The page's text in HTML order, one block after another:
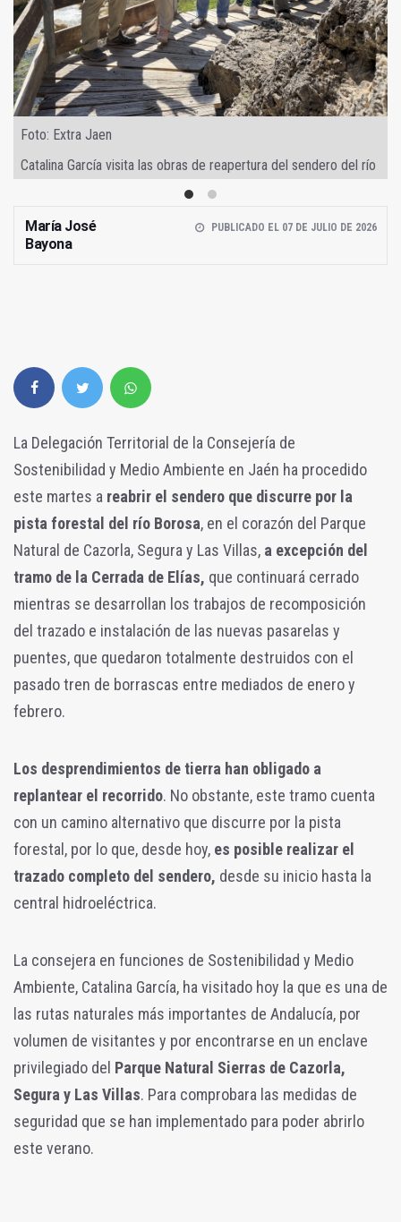
Foto: Extra Jaen
Catalina García visita las obras de reapertura del sendero del río
María José
Bayona
PUBLICADO EL 07 DE JULIO DE 2026
La Delegación Territorial de la Consejería de
Sostenibilidad y Medio Ambiente en Jaén ha procedido
este martes a reabrir el sendero que discurre por la
pista forestal del río Borosa, en el corazón del Parque
Natural de Cazorla, Segura y Las Villas, a excepción del
tramo de la Cerrada de Elías, que continuará cerrado
mientras se desarrollan los trabajos de recomposición
del trazado e instalación de las nuevas pasarelas y
puentes, que quedaron totalmente destruidos con el
pasado tren de borrascas entre mediados de enero y
febrero.
Los desprendimientos de tierra han obligado a
replantear el recorrido. No obstante, este tramo cuenta
con un camino alternativo que discurre por la pista
forestal, por lo que, desde hoy, es posible realizar el
trazado completo del sendero, desde su inicio hasta la
central hidroeléctrica.
La consejera en funciones de Sostenibilidad y Medio
Ambiente, Catalina García, ha visitado hoy la que es una de
las rutas naturales más importantes de Andalucía, por
volumen de visitantes y por encontrarse en un enclave
privilegiado del Parque Natural Sierras de Cazorla,
Segura y Las Villas. Para comprobara las medidas de
seguridad que se han implementado para poder abrirlo
este verano.